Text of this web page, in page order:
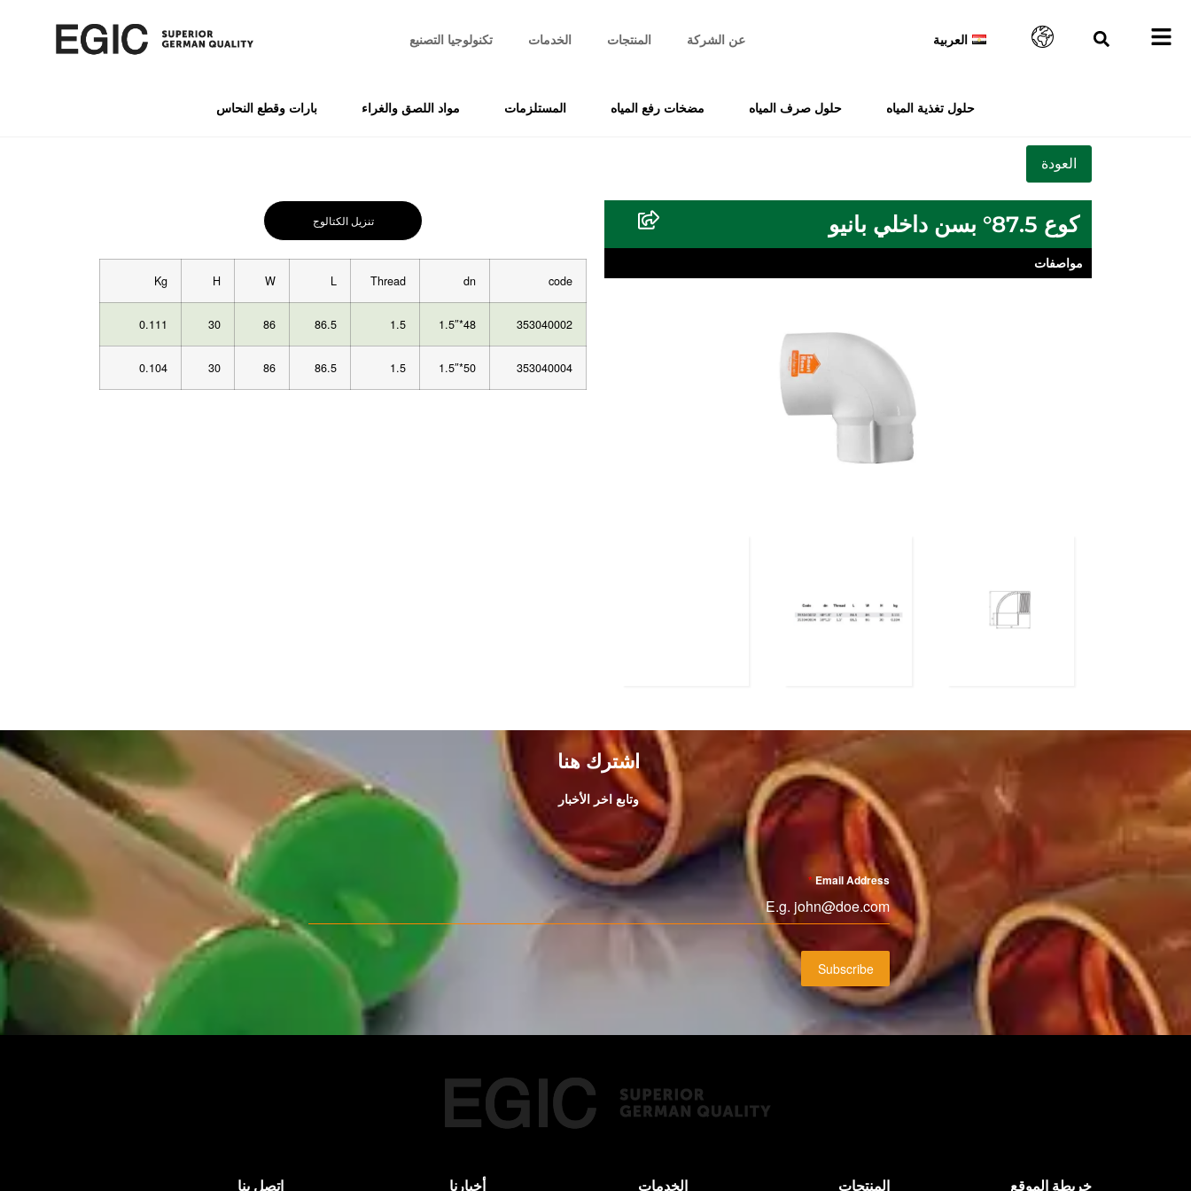
العربية عن الشركة المنتجات الخدمات تكنولوجيا التصنيع
حلول تغذية المياه حلول صرف المياه مضخات رفع المياه المستلزمات مواد اللصق والغراء بارات وقطع النحاس
كوع 87.5° بسن داخلي بانيو
مواصفات
تنزيل الكتالوج
code
dn
Thread
L
W
H
Kg
353040002
48*1.5″
1.5
86.5
86
30
0.111
353040004
50*1.5″
1.5
86.5
86
30
0.104
اشترك هنا
وتابع اخر الأخبار
Email Address
*
Subscribe
خريطة الموقع المنتجات الخدمات أخبارنا اتصل بنا